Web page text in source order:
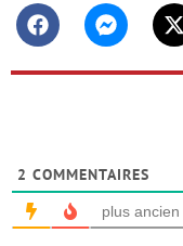
FacebookMessenger
2 COMMENTAIRES
plus ancien